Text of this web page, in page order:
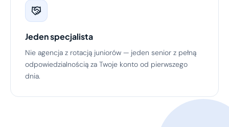
Jeden specjalista
Nie agencja z rotacją juniorów — jeden senior z pełną
odpowiedzialnością za Twoje konto od pierwszego
dnia.